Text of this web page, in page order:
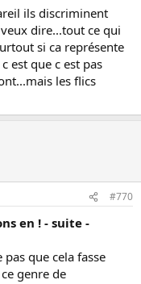
ils discriminent
dire...tout ce qui
si ca représente
est que c est pas
les flics
#770
en ! - suite -
que cela fasse
genre de